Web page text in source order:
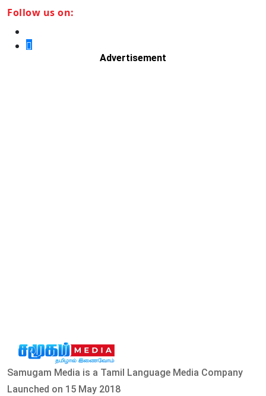
Follow us on:
Advertisement
Samugam Media is a Tamil Language Media Company
Launched on 15 May 2018